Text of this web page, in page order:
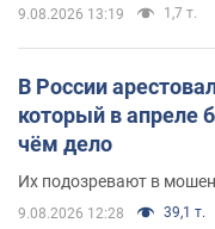
9.08.2026 13:19 1,7 т.
В России
который в апреле
чём дело
Их подозревают в
9.08.2026 12:28 39,1 т.